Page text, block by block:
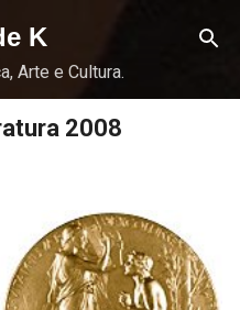
principal
K
Arte e Cultura.
2008